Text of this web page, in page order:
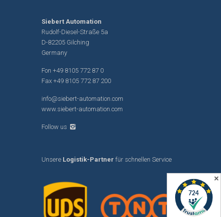
Siebert Automation
Rudolf-Diesel-Straße 5a
D-82205 Gilching
Germany
Fon +49 8105 772 87 0
Fax +49 8105 772 87 200
info@siebert-automation.com
www.siebert-automation.com
Follow us
Unsere Logistik-Partner für schnellen Service
✕